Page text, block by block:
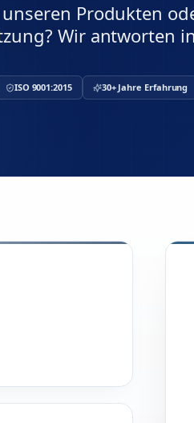
unseren Produkten
Wir antworten
ISO 9001:2015 30+ Jahre Erfahrung